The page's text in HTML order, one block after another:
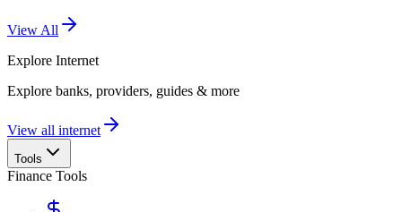
View All
Explore Internet
Explore banks, providers, guides & more
View all internet
Tools
Finance Tools